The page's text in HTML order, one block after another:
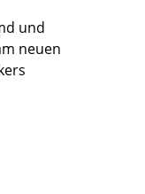
und
neuen